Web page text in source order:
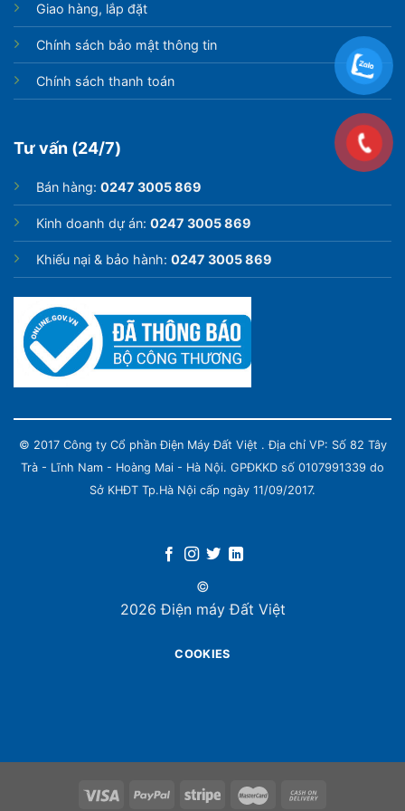
Giao hàng, lắp đặt
Chính sách bảo mật thông tin
Chính sách thanh toán
Tư vấn (24/7)
Bán hàng: 0247 3005 869
Kinh doanh dự án: 0247 3005 869
Khiếu nại & bảo hành: 0247 3005 869
© 2017 Công ty Cổ phần Điện Máy Đất Việt . Địa chỉ VP: Số 82 Tây
Trà - Lĩnh Nam - Hoàng Mai - Hà Nội. GPĐKKD số 0107991339 do
Sở KHĐT Tp.Hà Nội cấp ngày 11/09/2017.
©
2026 Điện máy Đất Việt
COOKIES